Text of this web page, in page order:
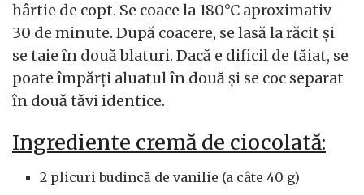
hârtie de copt. Se coace la 180°C aproximativ
30 de minute. După coacere, se lasă la răcit și
se taie în două blaturi. Dacă e dificil de tăiat, se
poate împărți aluatul în două și se coc separat
în două tăvi identice.
Ingrediente cremă de ciocolată:
2 plicuri budincă de vanilie (a câte 40 g)